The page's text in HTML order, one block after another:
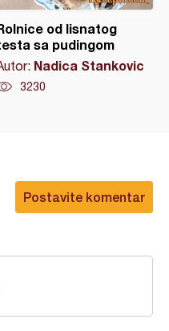
od lisnatog
sa pudingom
Nadica Stankovic
3230
Postavite komentar